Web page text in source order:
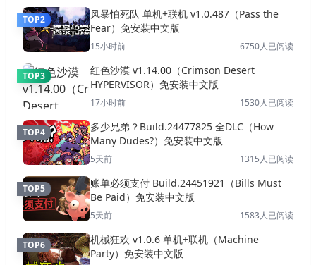
​风暴怕死队 单机+联机 v1.0.487（Pass the
Fear）免安装中文版
15小时前 6750人已阅读
TOP2
红色沙漠 v1.14.00（Crimson Desert
HYPERVISOR）免安装中文版
17小时前 1530人已阅读
TOP3
多少兄弟？Build.24477825 全DLC（How
Many Dudes?）免安装中文版
5天前 1315人已阅读
TOP4
账单必须支付 Build.24451921（Bills Must
Be Paid）免安装中文版
5天前 1583人已阅读
TOP5
机械狂欢 v1.0.6 单机+联机（Machine
Party）免安装中文版
TOP6